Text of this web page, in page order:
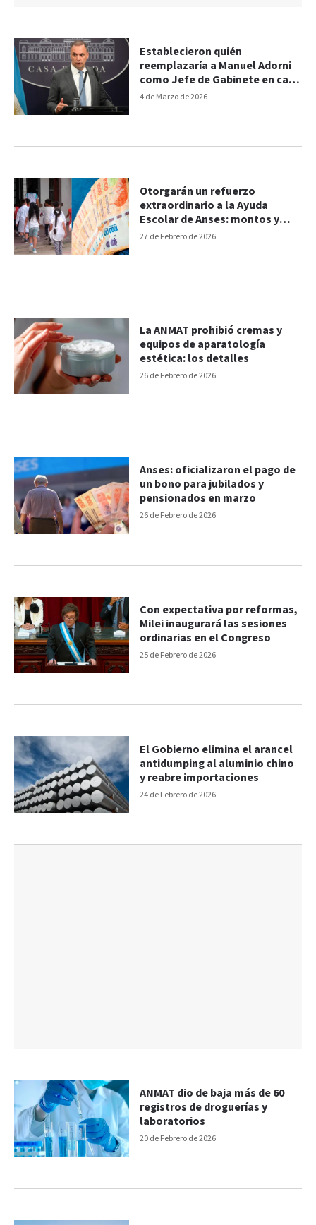
4 de Marzo de 2026
Establecieron quién
reemplazaría a Manuel Adorni
como Jefe de Gabinete en caso
de ausencia
27 de Febrero de 2026
Otorgarán un refuerzo
extraordinario a la Ayuda
Escolar de Anses: montos y
otros detalles
26 de Febrero de 2026
La ANMAT prohibió cremas y
equipos de aparatología
estética: los detalles
26 de Febrero de 2026
Anses: oficializaron el pago de
un bono para jubilados y
pensionados en marzo
25 de Febrero de 2026
Con expectativa por reformas,
Milei inaugurará las sesiones
ordinarias en el Congreso
24 de Febrero de 2026
El Gobierno elimina el arancel
antidumping al aluminio chino
y reabre importaciones
20 de Febrero de 2026
ANMAT dio de baja más de 60
registros de droguerías y
laboratorios